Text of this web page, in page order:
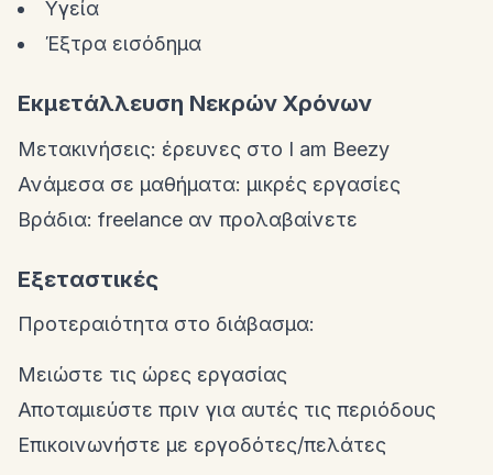
Υγεία
Έξτρα εισόδημα
Εκμετάλλευση Νεκρών Χρόνων
Μετακινήσεις: έρευνες στο I am Beezy
Ανάμεσα σε μαθήματα: μικρές εργασίες
Βράδια: freelance αν προλαβαίνετε
Εξεταστικές
Προτεραιότητα στο διάβασμα:
Μειώστε τις ώρες εργασίας
Αποταμιεύστε πριν για αυτές τις περιόδους
Επικοινωνήστε με εργοδότες/πελάτες